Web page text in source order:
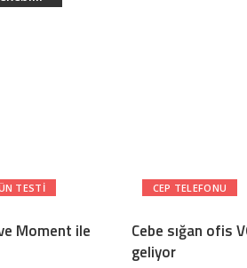
TESTI
Moment ile
CEP TELEFONU
Cebe sığan ofis
geliyor